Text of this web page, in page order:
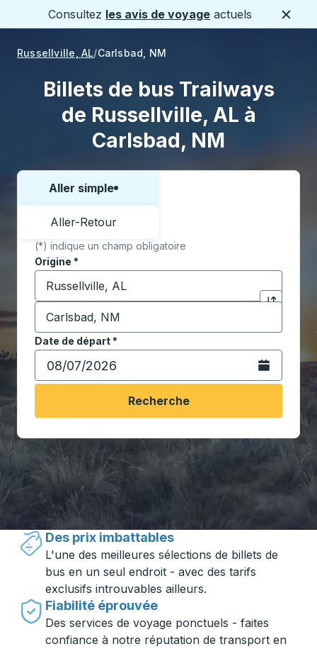
Consultez les avis de voyage actuels
Russellville, AL Carlsbad, NM
Billets de bus Trailways
de Russellville, AL à
Carlsbad, NM
Choisissez un sens ou un aller-retour:
Aller simple
Aller-Retour
(*) indique un champ obligatoire
Origine *
Commencez à saisir la ville d'origine pour ouvrir
Cliquez
Destination*
Commencez à saisir la ville de destination pour
Date de départ*
Tapez la date au format date Barre oblique du mois à
Ouvrez le
Recherche
Voyager en toute simplicité avec
Trailways
Des prix imbattables
L'une des meilleures sélections de billets de
bus en un seul endroit - avec des tarifs
exclusifs introuvables ailleurs.
Fiabilité éprouvée
Des services de voyage ponctuels - faites
confiance à notre réputation de transport en